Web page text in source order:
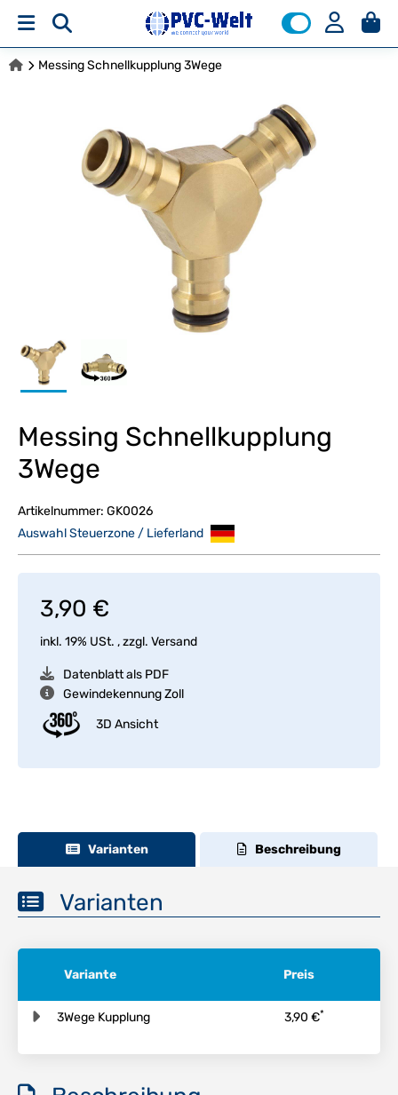
Messing Schnellkupplung 3Wege
Messing Schnellkupplung
3Wege
Artikelnummer: GK0026
Auswahl Steuerzone / Lieferland
3,90 €
inkl. 19% USt. , zzgl. Versand
Datenblatt als PDF
Gewindekennung Zoll
3D Ansicht
Varianten Beschreibung
Varianten
Variante Preis
3Wege Kupplung 3,90 €*